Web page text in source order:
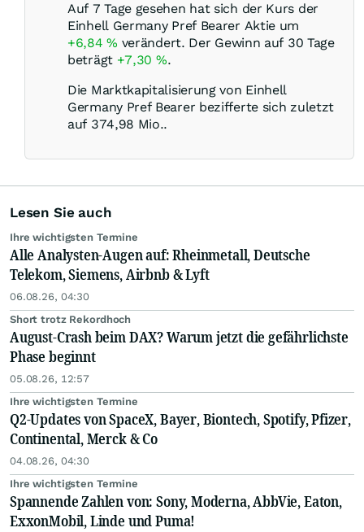
Auf 7 Tage gesehen hat sich der Kurs der
Einhell Germany Pref Bearer Aktie um
+6,84% verändert. Der Gewinn auf 30 Tage
beträgt +7,30 %.
Die Marktkapitalisierung von Einhell
Germany Pref Bearer bezifferte sich zuletzt
auf 374,98 Mio..
Lesen Sie auch
Ihre wichtigsten Termine
Alle Analysten-Augen auf: Rheinmetall, Deutsche
Telekom, Siemens, Airbnb & Lyft
06.08.26, 04:30
Short trotz Rekordhoch
August-Crash beim DAX? Warum jetzt die gefährlichste
Phase beginnt
05.08.26, 12:57
Ihre wichtigsten Termine
Q2-Updates von SpaceX, Bayer, Biontech, Spotify, Pfizer,
Continental, Merck & Co
04.08.26, 04:30
Ihre wichtigsten Termine
Spannende Zahlen von: Sony, Moderna, AbbVie, Eaton,
ExxonMobil, Linde und Puma!